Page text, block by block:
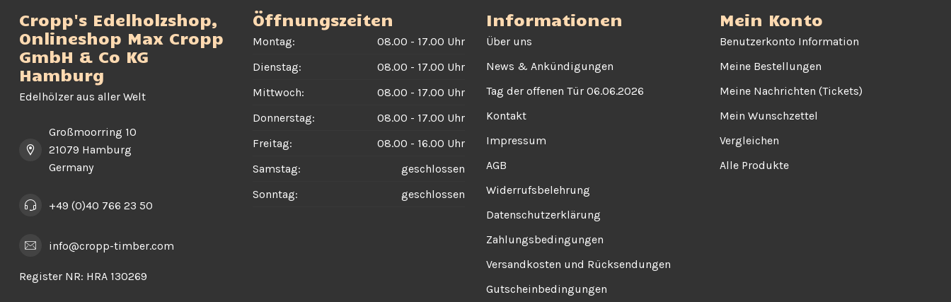
Cropp's Edelholzshop,
Onlineshop Max Cropp
GmbH & Co KG
Hamburg
Edelhölzer aus aller Welt
Großmoorring 10
21079 Hamburg
Germany
+49 (0)40 766 23 50
info@cropp-timber.com
Register NR: HRA 130269
Öffnungszeiten
Montag:
08.00 - 17.00 Uhr
Dienstag:
08.00 - 17.00 Uhr
Mittwoch:
08.00 - 17.00 Uhr
Donnerstag:
08.00 - 17.00 Uhr
Freitag:
08.00 - 16.00 Uhr
Samstag:
geschlossen
Sonntag:
geschlossen
Informationen
Über uns
News & Ankündigungen
Tag der offenen Tür 06.06.2026
Kontakt
Impressum
AGB
Widerrufsbelehrung
Datenschutzerklärung
Zahlungsbedingungen
Versandkosten und Rücksendungen
Gutscheinbedingungen
Mein Konto
Benutzerkonto Information
Meine Bestellungen
Meine Nachrichten (Tickets)
Mein Wunschzettel
Vergleichen
Alle Produkte